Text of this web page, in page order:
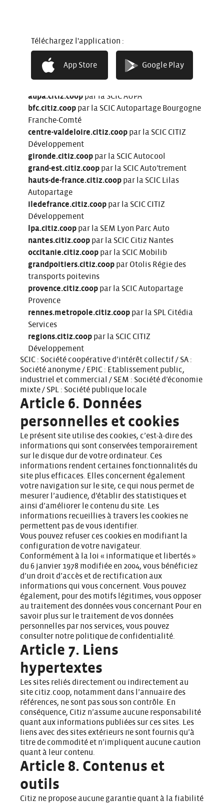
Téléchargez l'application :
App Store Google Play
portail « Réseau Citiz »
citiz.coop
par la SA France Autopartage
angers.citiz.coop
par la SPL Alter Services
aupa.citiz.coop par la SCIC AUPA
bfc.citiz.coop par la SCIC Autopartage Bourgogne
Franche-Comté
centre-valdeloire.citiz.coop par la SCIC CITIZ
Développement
gironde.citiz.coop par la SCIC Autocool
grand-est.citiz.coop par la SCIC Auto’trement
hauts-de-france.citiz.coop par la SCIC Lilas
Autopartage
iledefrance.citiz.coop par la SCIC CITIZ
Développement
lpa.citiz.coop par la SEM Lyon Parc Auto
nantes.citiz.coop par la SCIC Citiz Nantes
occitanie.citiz.coop par la SCIC Mobilib
grandpoitiers.citiz.coop par Otolis Régie des
transports poitevins
provence.citiz.coop par la SCIC Autopartage
Provence
rennes.metropole.citiz.coop par la SPL Citédia
Services
regions.citiz.coop par la SCIC CITIZ
Développement
SCIC : Société coopérative d’intérêt collectif / SA :
Société anonyme / EPIC : Etablissement public,
industriel et commercial / SEM : Société d’économie
mixte / SPL : Société publique locale
Article 6. Données
personnelles et cookies
Le présent site utilise des cookies, c’est-à-dire des
informations qui sont conservées temporairement
sur le disque dur de votre ordinateur. Ces
informations rendent certaines fonctionnalités du
site plus efficaces. Elles concernent également
votre navigation sur le site, ce qui nous permet de
mesurer l’audience, d’établir des statistiques et
ainsi d’améliorer le contenu du site. Les
informations recueillies à travers les cookies ne
permettent pas de vous identifier.
Vous pouvez refuser ces cookies en modifiant la
configuration de votre navigateur.
Conformément à la loi « informatique et libertés »
du 6 janvier 1978 modifiée en 2004, vous bénéficiez
d’un droit d’accès et de rectification aux
informations qui vous concernent. Vous pouvez
également, pour des motifs légitimes, vous opposer
au traitement des données vous concernant Pour en
savoir plus sur le traitement de vos données
personnelles par nos services, vous pouvez
consulter notre politique de confidentialité
Article 7. Liens
hypertextes
Les sites reliés directement ou indirectement au
site citiz.coop, notamment dans l’annuaire des
références, ne sont pas sous son contrôle. En
conséquence, Citiz n’assume aucune responsabilité
quant aux informations publiées sur ces sites. Les
liens avec des sites extérieurs ne sont fournis qu’à
titre de commodité et n’impliquent aucune caution
quant à leur contenu.
Article 8. Contenus et
outils
Citiz ne propose aucune garantie quant à la fiabilité